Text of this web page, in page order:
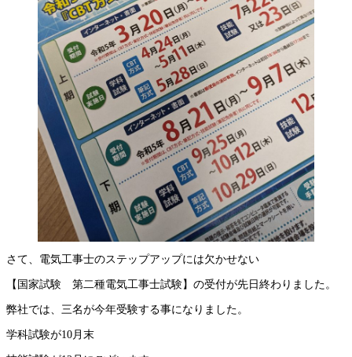
さて、電気工事士のステップアップには欠かせない
【国家試験 第二種電気工事士試験】の受付が先日終わりました。
弊社では、三名が今年受験する事になりました。
学科試験が10月末